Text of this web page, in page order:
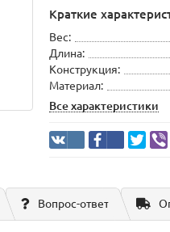
Краткие
Вес:
Длина:
Конструкция:
Материал:
Все характеристики
Вопрос-ответ